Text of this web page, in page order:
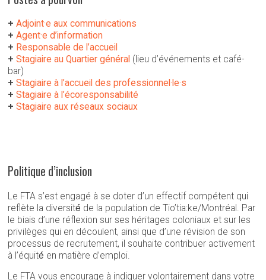
+ Adjoint·e aux communications
+ Agent·e d’information
+ Responsable de l’accueil
+ Stagiaire au Quartier général (lieu d’événements et café-
bar)
+ Stagiaire à l’accueil des professionnel·le·s
+ Stagiaire à l’écoresponsabilité
+ Stagiaire aux réseaux sociaux
Politique d’inclusion
Le FTA s’est engagé à se doter d’un effectif compétent qui
reflète la diversité́ de la population de Tio’tia:ke/Montréal. Par
le biais d’une réflexion sur ses héritages coloniaux et sur les
privilèges qui en découlent, ainsi que d’une révision de son
processus de recrutement, il souhaite contribuer activement
à l’équité́ en matière d’emploi.
Le FTA vous encourage à indiquer volontairement dans votre